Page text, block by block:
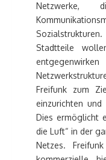
Netzwerke,
Stadtteile
Freifunk zum
einzurichten und
Dies ermöglicht
die Luft“ in der
Netzes.